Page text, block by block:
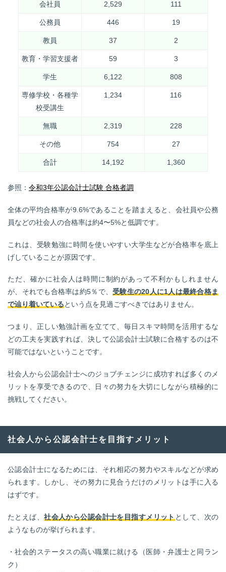
会社員 2,529 111
公務員 446 19
教員 37 2
教育・学習支援者 59 3
学生 6,122 808
専修学校・各種学
校受講生
1,234 116
無職 2,319 228
その他 754 27
合計 14,192 1,360
参照： 令和3年公認会計士試験 合格者調
全体の平均合格率が9.6%であることを踏まえると、会社員や公務
員などの社会人の合格率は約4〜5%と低調です。
これは、受験勉強に時間を使いやすい大学生などが合格率を底上
げしていることが原因です。
ただ、確かに社会人は時間に制約があって不利かもしれません
が、それでも合格率は約5％で、受験生の20人に1人は最終合格ま
で辿り着いているという点を見過ごすべきではありません。
つまり、正しい勉強計画を立てて、毎日スキマ時間を活用するな
どの工夫を実践すれば、決して公認会計士試験に合格するのは不
可能ではないということです。
社会人から公認会計士へのジョブチェンジに成功すれば多くのメ
リットを享受できるので、日々の努力を大切にしながら積極的に
挑戦してください。
社会人から公認会計士を目指すメリット
公認会計士になるためには、それ相応の努力やスキルなどが求め
られます。しかし、その努力に見合うだけのメリットは手に入る
はずです。
たとえば、社会人から公認会計士を目指すメリット として、次の
ようなものが挙げられます。
・社会的ステータスの高い職業に就ける（医師・弁護士と同ラン
ク）